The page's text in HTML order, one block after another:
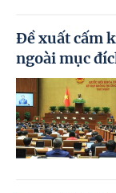
Đề xuất cấm
ngoài mục